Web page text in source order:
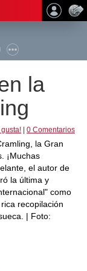
la
gusta! 0 Comentarios
la Gran
¡Muchas
el autor de
la última y
como
recopilación
| Foto: